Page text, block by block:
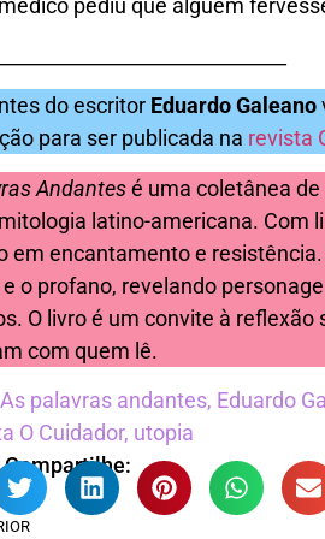
pediu que alguém
do escritor Eduardo Galeano
para ser publicada na revista
Andantesé uma coletânea
latino-americana. Com
em encantamento e
o profano, revelando
O livro é um convite à
com quem lê.
As palavras andantes, Eduardo
O Cuidador, utopia
Compartilhe: